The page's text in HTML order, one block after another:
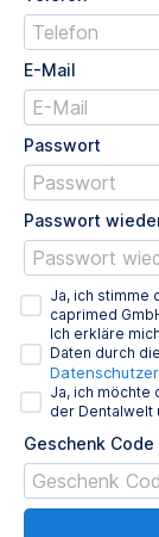
E-Mail
Passwort
Passwort
Ja, ich stimme
caprimed
Ich erkläre
Daten durch
Ja, ich möchte
der Dentalwelt
Geschenk Code